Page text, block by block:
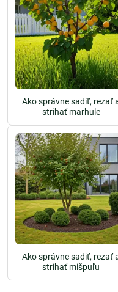
Ako správne sadiť, rezať
strihať marhule
Ako správne sadiť, rezať
strihať mišpuľu